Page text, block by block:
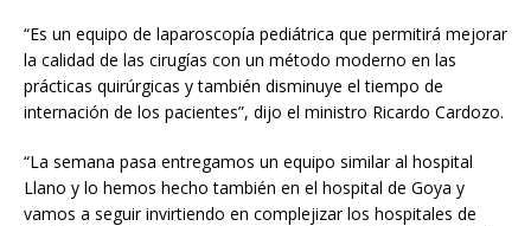
“Es un equipo de laparoscopía pediátrica que permitirá mejorar
la calidad de las cirugías con un método moderno en las
prácticas quirúrgicas y también disminuye el tiempo de
internación de los pacientes”, dijo el ministro Ricardo Cardozo.
“La semana pasa entregamos un equipo similar al hospital
Llano y lo hemos hecho también en el hospital de Goya y
vamos a seguir invirtiendo en complejizar los hospitales de